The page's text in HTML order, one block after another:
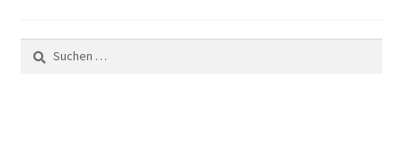
Suchen
nach: